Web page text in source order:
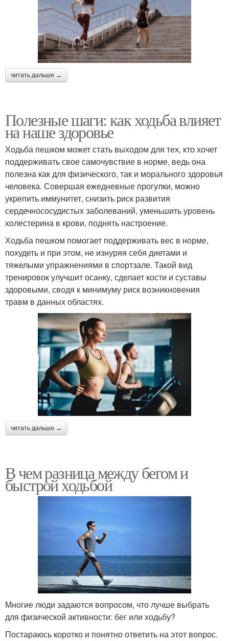
читать дальше →
Полезные шаги: как ходьба влияет
на наше здоровье
Ходьба пешком может стать выходом для тех, кто хочет
поддерживать свое самочувствие в норме, ведь она
полезна как для физического, так и морального здоровья
человека. Совершая ежедневные прогулки, можно
укрепить иммунитет, снизить риск развития
сердечнососудистых заболеваний, уменьшить уровень
холестерина в крови, поднять настроение.
Ходьба пешком помогает поддерживать вес в норме,
похудеть и при этом, не изнуряя себя диетами и
тяжелыми упражнениями в спортзале. Такой вид
тренировок улучшит осанку, сделает кости и суставы
здоровыми, сводя к минимуму риск возникновения
травм в данных областях.
читать дальше →
В чем разница между бегом и
быстрой ходьбой
Многие люди задаются вопросом, что лучше выбрать
для физической активности: бег или ходьбу?
Постараюсь коротко и понятно ответить на этот вопрос.